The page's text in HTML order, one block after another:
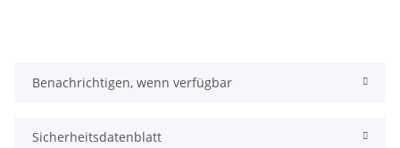
Benachrichtigen, wenn verfügbar
Sicherheitsdatenblatt